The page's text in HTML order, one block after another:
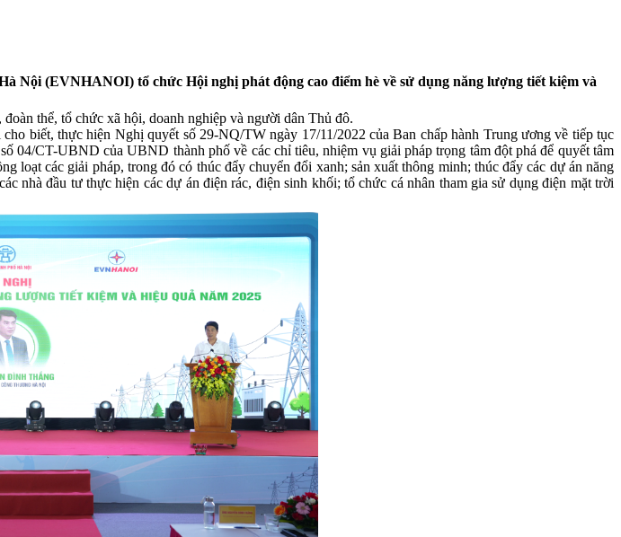
Nội (EVNHANOI) tổ chức Hội nghị phát động cao điểm hè về sử dụng năng lượng tiết kiệm và
thể, tổ chức xã hội, doanh nghiệp và người dân Thủ đô.
biết, thực hiện Nghị quyết số 29-NQ/TW ngày 17/11/2022 của Ban chấp hành Trung ương về tiếp tục
04/CT-UBND của UBND thành phố về các chỉ tiêu, nhiệm vụ giải pháp trọng tâm đột phá để quyết tâm
loạt các giải pháp, trong đó có thúc đẩy chuyển đổi xanh; sản xuất thông minh; thúc đẩy các dự án năng
nhà đầu tư thực hiện các dự án điện rác, điện sinh khối; tổ chức cá nhân tham gia sử dụng điện mặt trời